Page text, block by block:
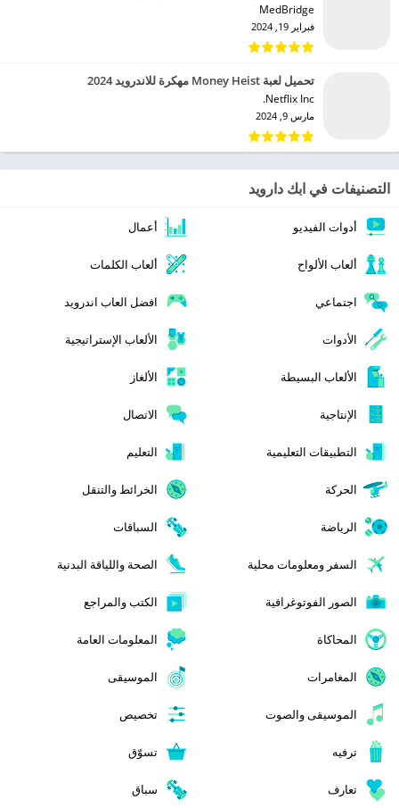
MedBridge‏
فبراير 19, 2024
تحميل لعبة Money Heist مهكرة للاندرويد 2024
Netflix Inc.‏
مارس 9, 2024
التصنيفات في ابك دارويد
أدوات الفيديو أعمال
ألعاب الألواح ألعاب الكلمات
اجتماعي افضل العاب اندرويد
الأدوات الألعاب الإستراتيجية
الألعاب البسيطة الألغاز
الإنتاجية الاتصال
التطبيقات التعليمية التعليم
الحركة الخرائط والتنقل
الرياضة السباقات
السفر ومعلومات محلية الصحة واللياقة البدنية
الصور الفوتوغرافية الكتب والمراجع
المحاكاة المعلومات العامة
المغامرات الموسيقى
الموسيقى والصوت تخصيص
ترفيه تسوّق
تعارف سباق